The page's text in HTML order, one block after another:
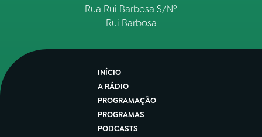
Rua Rui Barbosa S/Nº
Rui Barbosa
INÍCIO
A RÁDIO
PROGRAMAÇÃO
PROGRAMAS
PODCASTS